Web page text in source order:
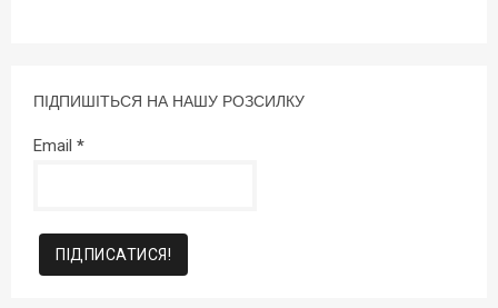
ПІДПИШІТЬСЯ НА НАШУ РОЗСИЛКУ
Email *